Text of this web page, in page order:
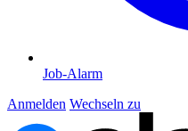
Job-Alarm
Anmelden Wechseln zu